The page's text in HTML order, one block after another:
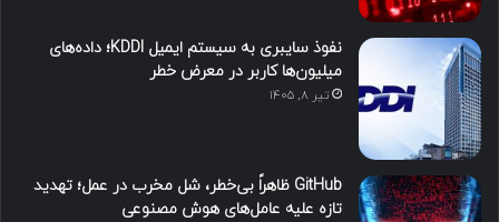
نفوذ سایبری به سیستم ایمیل KDDI؛ داده‌های
میلیون‌ها کاربر در معرض خطر
تیر ۸, ۱۴۰۵
GitHub ظاهراً بی‌خطر، شل مخرب در عمل؛ تهدید
تازه علیه عامل‌های هوش مصنوعی